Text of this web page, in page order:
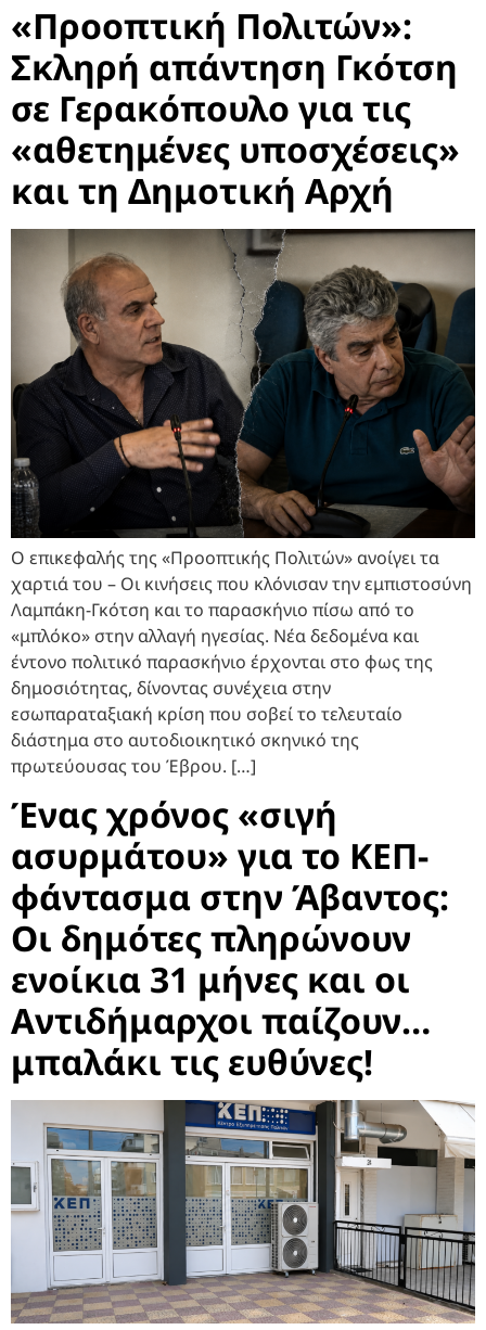
«Προοπτική Πολιτών»:
Σκληρή απάντηση Γκότση
σε Γερακόπουλο για τις
«αθετημένες υποσχέσεις»
και τη Δημοτική Αρχή
Ο επικεφαλής της «Προοπτικής Πολιτών» ανοίγει τα
χαρτιά του – Οι κινήσεις που κλόνισαν την εμπιστοσύνη
Λαμπάκη-Γκότση και το παρασκήνιο πίσω από το
«μπλόκο» στην αλλαγή ηγεσίας. Νέα δεδομένα και
έντονο πολιτικό παρασκήνιο έρχονται στο φως της
δημοσιότητας, δίνοντας συνέχεια στην
εσωπαραταξιακή κρίση που σοβεί το τελευταίο
διάστημα στο αυτοδιοικητικό σκηνικό της
πρωτεύουσας του Έβρου. […]
Ένας χρόνος «σιγή
ασυρμάτου» για το ΚΕΠ-
φάντασμα στην Άβαντος:
Οι δημότες πληρώνουν
ενοίκια 31 μήνες και οι
Αντιδήμαρχοι παίζουν…
μπαλάκι τις ευθύνες!